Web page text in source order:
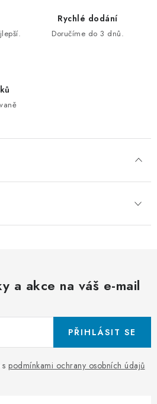
Rychlé dodání
Doručíme do 3 dnů.
a akce na váš e-mail
podmínkami ochrany osobních údajů
PŘIHLÁSIT SE